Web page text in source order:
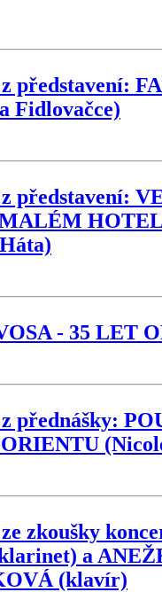
představení:
Fidlovačce)
představení:
- 35 LET
přednášky:
zkoušky
a
(klavír)